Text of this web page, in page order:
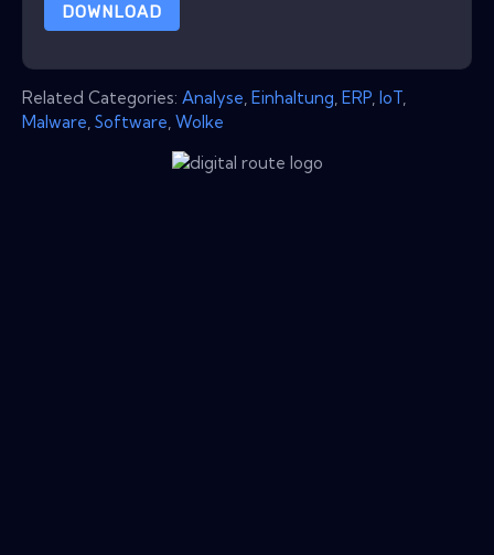
DOWNLOAD
Related Categories: Analyse Einhaltung ERP IoT
Malware Software Wolke